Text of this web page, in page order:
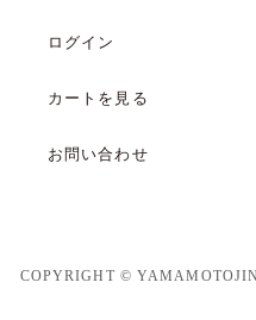
ログイン
カートを見る
お問い合わせ
COPYRIGHT ©